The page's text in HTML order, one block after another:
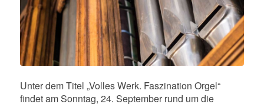
Unter dem Titel „Volles Werk. Faszination Orgel“
findet am Sonntag, 24. September rund um die